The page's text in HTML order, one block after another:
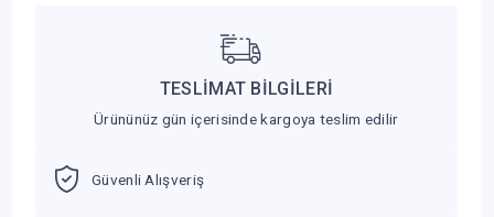
TESLİMAT BİLGİLERİ
Ürününüz gün içerisinde kargoya teslim edilir
Güvenli Alışveriş